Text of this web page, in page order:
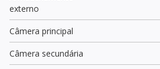
externo
Câmera principal
Câmera secundária